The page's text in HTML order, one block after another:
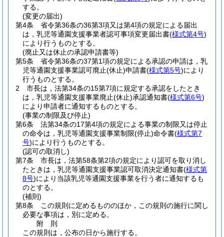
する。
(変更の届出)
第4条
省令第36条の36第3項又は第4項の規定による届出
は，乳児等通園支援事業者認可事項変更届出書(様式第4号)
により行うものとする。
(廃止又は休止の承認申請書等)
第5条
省令第36条の37第1項の規定による承認の申請は，乳
児等通園支援事業認可廃止(休止)申請書(様式第5号)により
行うものとする。
2
市長は，法第34条の15第7項に規定する承認をしたとき
は，乳児等通園支援事業廃止(休止)承認通知書(様式第6号)
により申請者に通知するものとする。
(事業の制限及び停止)
第6条
法第34条の17第4項の規定による事業の制限又は停止
の命令は，乳児等通園支援事業制限(停止)命令書(様式第7
号)により行うものとする。
(認可の取消し)
第7条
市長は，法第58条第2項の規定により認可を取り消し
たときは，乳児等通園支援事業認可取消決定通知書(様式第
8号)により当該乳児等通園支援事業を行う者に通知するも
のとする。
(補則)
第8条
この規則に定めるもののほか，この規則の施行に関し
必要な事項は，別に定める。
附 則
この規則は，公布の日から施行する。